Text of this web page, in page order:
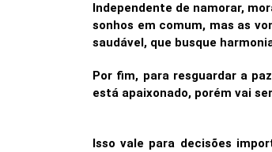
Independente de namorar,
sonhos em comum, mas as
saudável, que busque
Por fim, para resguardar a
está apaixonado, porém vai
Isso vale para decisões